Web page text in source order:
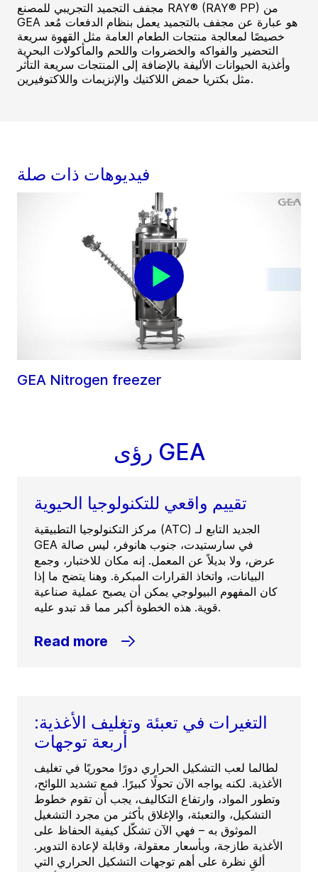
مجفف التجميد التجريبي للمصنع RAY®‎ (RAY® PP) من
GEA هو عبارة عن مجفف بالتجميد يعمل بنظام الدفعات مُعد
خصيصًا لمعالجة منتجات الطعام العامة مثل القهوة سريعة
التحضير والفواكه والخضروات واللحم والمأكولات البحرية
وأغذية الحيوانات الأليفة بالإضافة إلى المنتجات سريعة التأثر
مثل بكتريا حمض اللاكتيك والإنزيمات واللاكتوفيرين.
فيديوهات ذات صلة
GEA Nitrogen freezer
رؤى GEA
تقييم واقعي للتكنولوجيا الحيوية
مركز التكنولوجيا التطبيقية (ATC) الجديد التابع لـ
GEA في سارستيدت، جنوب هانوفر، ليس صالة
عرض، ولا بديلاً عن المعمل. إنه مكان للاختبار، وجمع
البيانات، واتخاذ القرارات المبكرة. وهنا يتضح ما إذا
كان المفهوم البيولوجي يمكن أن يصبح عملية صناعية
قوية. هذه الخطوة أكبر مما قد تبدو عليه.
Read more
التغيرات في تعبئة وتغليف الأغذية:
أربعة توجهات
لطالما لعب التشكيل الحراري دورًا محوريًا في تغليف
الأغذية. لكنه يواجه الآن تحولًا كبيرًا. فمع تشديد اللوائح،
وتطور المواد، وارتفاع التكاليف، يجب أن تقوم خطوط
التشكيل، والتعبئة، والإغلاق بأكثر من مجرد التشغيل
الموثوق به – فهي الآن تشكّل كيفية الحفاظ على
الأغذية طازجة، وبأسعار معقولة، وقابلة لإعادة التدوير.
ألقِ نظرة على أهم توجهات التشكيل الحراري التي